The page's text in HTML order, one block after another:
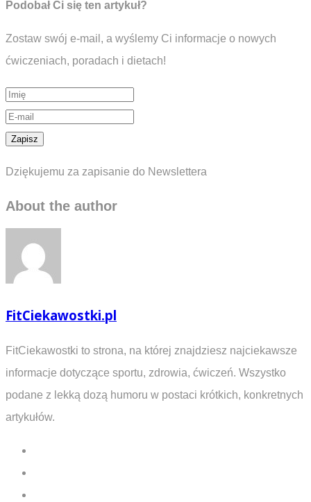
Podobał Ci się ten artykuł?
Zostaw swój e-mail, a wyślemy Ci informacje o nowych
ćwiczeniach, poradach i dietach!
Dziękujemu za zapisanie do Newslettera
About the author
FitCiekawostki.pl
FitCiekawostki to strona, na której znajdziesz najciekawsze
informacje dotyczące sportu, zdrowia, ćwiczeń. Wszystko
podane z lekką dozą humoru w postaci krótkich, konkretnych
artykułów.